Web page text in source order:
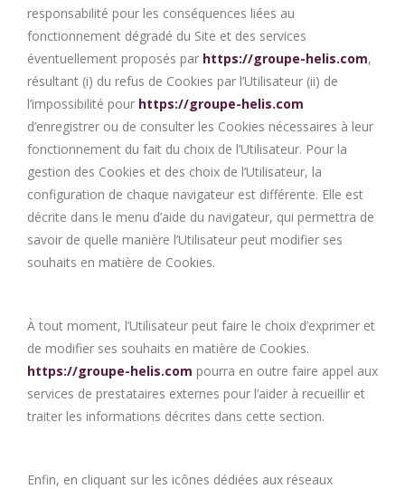
responsabilité pour les conséquences liées au
fonctionnement dégradé du Site et des services
éventuellement proposés par https://groupe-helis.com,
résultant (i) du refus de Cookies par l’Utilisateur (ii) de
l’impossibilité pour https://groupe-helis.com
d’enregistrer ou de consulter les Cookies nécessaires à leur
fonctionnement du fait du choix de l’Utilisateur. Pour la
gestion des Cookies et des choix de l’Utilisateur, la
configuration de chaque navigateur est différente. Elle est
décrite dans le menu d’aide du navigateur, qui permettra de
savoir de quelle manière l’Utilisateur peut modifier ses
souhaits en matière de Cookies.
À tout moment, l’Utilisateur peut faire le choix d’exprimer et
de modifier ses souhaits en matière de Cookies.
https://groupe-helis.com pourra en outre faire appel aux
services de prestataires externes pour l’aider à recueillir et
traiter les informations décrites dans cette section.
Enfin, en cliquant sur les icônes dédiées aux réseaux